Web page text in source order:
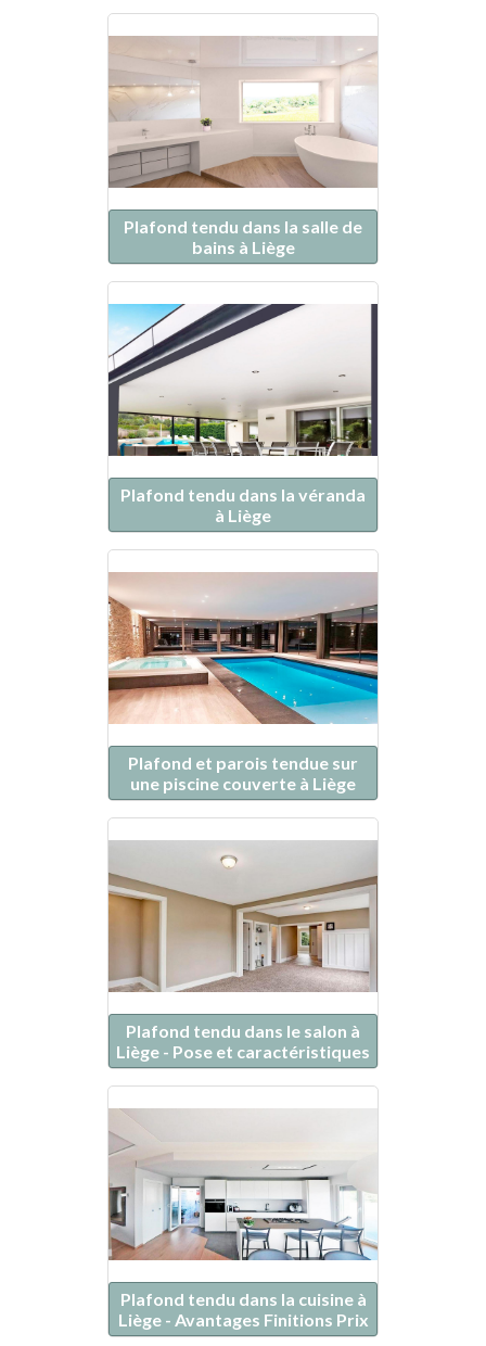
Plafond tendu dans la salle de
bains à Liège
Plafond tendu dans la véranda
à Liège
Plafond et parois tendue sur
une piscine couverte à Liège
Plafond tendu dans le salon à
Liège - Pose et caractéristiques
Plafond tendu dans la cuisine à
Liège - Avantages Finitions Prix